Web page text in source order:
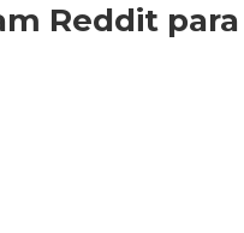
Reddit